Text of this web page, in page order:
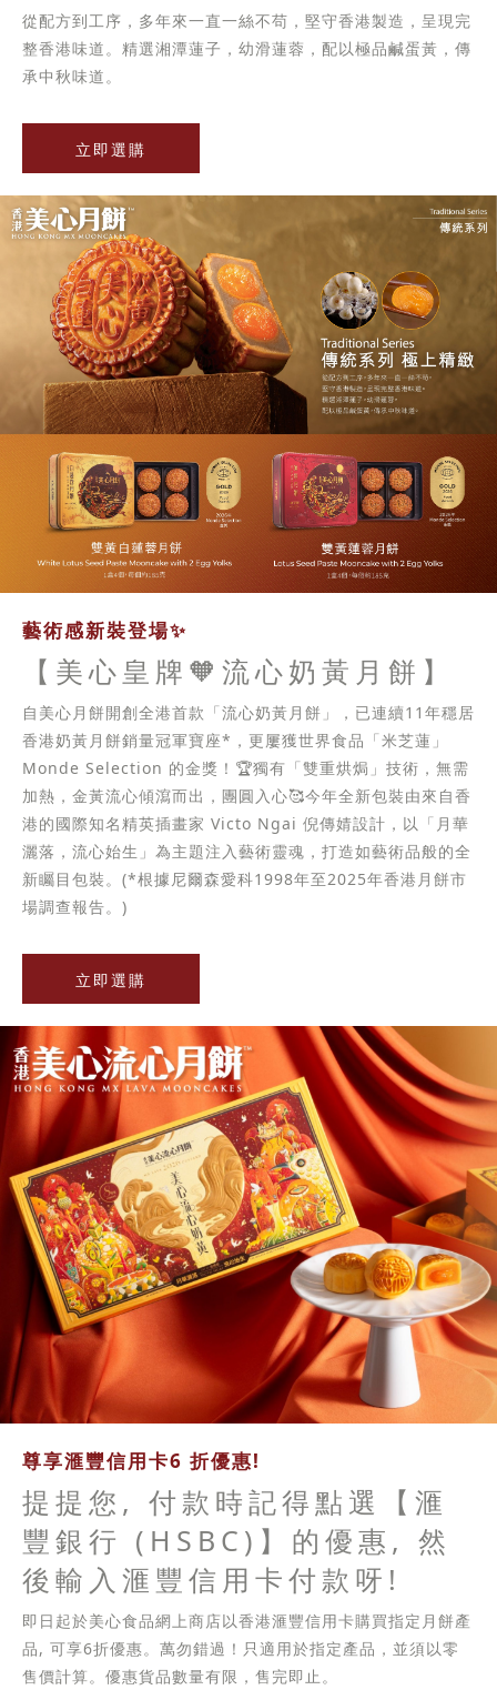
從配方到工序，多年來一直一絲不苟，堅守香港製造，呈現完
整香港味道。精選湘潭蓮子，幼滑蓮蓉，配以極品鹹蛋黃，傳
承中秋味道。
立即選購
藝術感新裝登場✨
【美心皇牌🧡流心奶黃月餅】
自美心月餅開創全港首款「流心奶黃月餅」，已連續11年穩居
香港奶黃月餅銷量冠軍寶座*，更屢獲世界食品「米芝蓮」
Monde Selection 的金獎！🏆獨有「雙重烘焗」技術，無需
加熱，金黃流心傾瀉而出，團圓入心🥰今年全新包裝由來自香
港的國際知名精英插畫家 Victo Ngai 倪傳婧設計，以「月華
灑落，流心始生」為主題注入藝術靈魂，打造如藝術品般的全
新矚目包裝。(*根據尼爾森愛科1998年至2025年香港月餅市
場調查報告。)
立即選購
尊享滙豐信用卡6 折優惠!
提提您, 付款時記得點選【滙
豐銀行 (HSBC)】的優惠, 然
後輸入滙豐信用卡付款呀!
即日起於美心食品網上商店以香港滙豐信用卡購買指定月餅產
品, 可享6折優惠。萬勿錯過！只適用於指定產品，並須以零
售價計算。優惠貨品數量有限，售完即止。